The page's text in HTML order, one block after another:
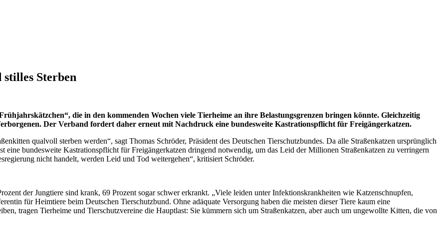
Sterben
die in den kommenden Wochen viele Tierheime an ihre Belastungsgrenzen bringen könnte. Gleichzeitig
Der Verband fordert daher erneut mit Nachdruck eine bundesweite Kastrationspflicht für Freigängerkatzen.
qualvoll sterben werden“, sagt Thomas Schröder, Präsident des Deutschen Tierschutzbundes. Da alle Straßenkatzen ursprünglich
eine bundesweite Kastrationspflicht für Freigängerkatzen dringend notwendig, um das Leid der Millionen Straßenkatzen zu verringern
nicht handelt, werden Leid und Tod weitergehen“, kritisiert Schröder.
der Jungtiere sind krank, 69 Prozent sogar schwer erkrankt. „Viele leiden unter Infektionskrankheiten wie Katzenschnupfen,
für Heimtiere beim Deutschen Tierschutzbund. Ohne adäquate Versorgung haben die meisten dieser Tiere kaum eine
tragen Tierheime und Tierschutzvereine die Hauptlast: Sie kümmern sich um Straßenkatzen, aber auch um ungewollte Kitten, die von